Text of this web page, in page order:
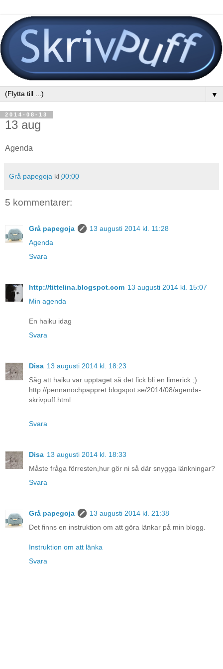
▼
2014-08-13
13 aug
Agenda
Grå papegoja kl 00:00
5 kommentarer:
Grå papegoja
13 augusti 2014 kl. 11:28
Agenda
Svara
http://tittelina.blogspot.com 13 augusti 2014 kl. 15:07
Min agenda
En haiku idag
Svara
Disa 13 augusti 2014 kl. 18:23
Såg att haiku var upptaget så det fick bli en limerick ;)
http://pennanochpappret.blogspot.se/2014/08/agenda-
skrivpuff.html
Svara
Disa 13 augusti 2014 kl. 18:33
Måste fråga förresten,hur gör ni så där snygga länkningar?
Svara
Grå papegoja
13 augusti 2014 kl. 21:38
Det finns en instruktion om att göra länkar på min blogg.
Instruktion om att länka
Svara